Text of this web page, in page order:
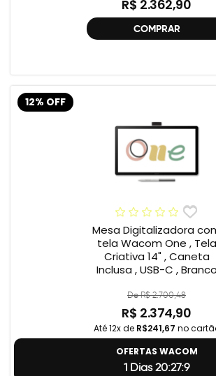
R$ 2.362,90
COMPRAR
12% OFF
Mesa Digitalizadora
tela Wacom One , Tela
Criativa 14" , Caneta
Inclusa , USB-C , Branco
De R$ 2.700,48
R$ 2.374,90
Até 12x de R$241,67 no
OFERTAS WACOM
1 Dias 20:27:8